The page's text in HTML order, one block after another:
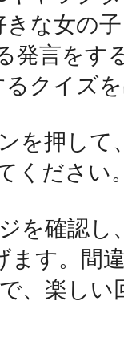
ーな女の子
発言をす
クイズ
を押し
ください
を確認し
ます。間
、楽しい
智頭
鴻巣
池袋